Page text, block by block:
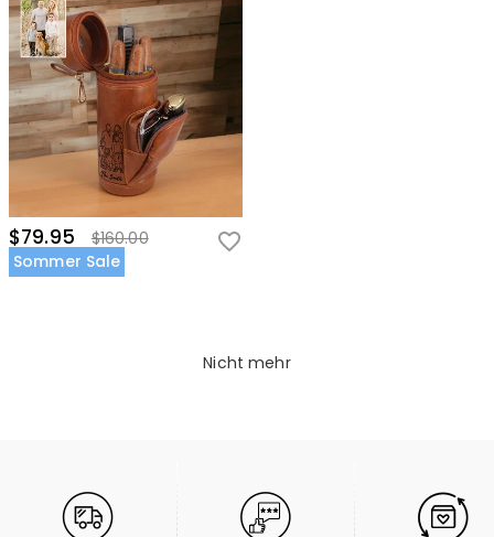
$79.95
$160.00
Sommer Sale
Nicht mehr